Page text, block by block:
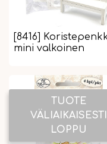
[8416]
mini valkoinen
TUOTE
VÄLIAIKAISESTI
LOPPU